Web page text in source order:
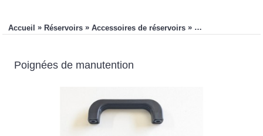
Accueil »Réservoirs »Accessoires de réservoirs » Composants
Poignées de manutention